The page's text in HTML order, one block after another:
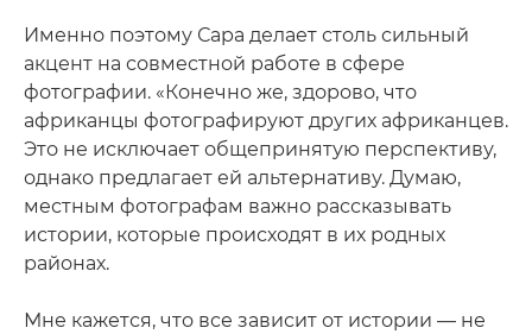
Именно поэтому Сара делает столь сильный
акцент на совместной работе в сфере
фотографии. «Конечно же, здорово, что
африканцы фотографируют других африканцев.
Это не исключает общепринятую перспективу,
однако предлагает ей альтернативу. Думаю,
местным фотографам важно рассказывать
истории, которые происходят в их родных
районах.
Мне кажется, что все зависит от истории — не